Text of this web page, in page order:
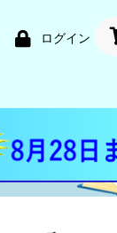
ログイン